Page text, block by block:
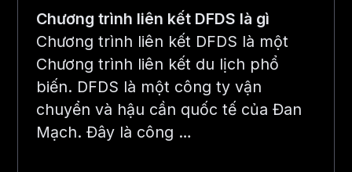
Chương trình liên kết DFDS là gì
Chương trình liên kết DFDS là một
Chương trình liên kết du lịch phổ
biến. DFDS là một công ty vận
chuyển và hậu cần quốc tế của Đan
Mạch. Đây là công …